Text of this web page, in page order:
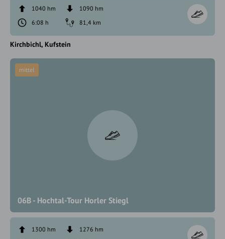
1040 hm
1090 hm
6:08 h
81,4 km
Kirchbichl Kufstein
06B - Hochtal-Tour Horler Stiegl
mittel
1300 hm
1276 hm